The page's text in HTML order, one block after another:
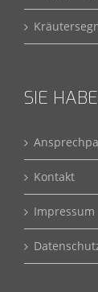
SIE
Kontakt
Impressum